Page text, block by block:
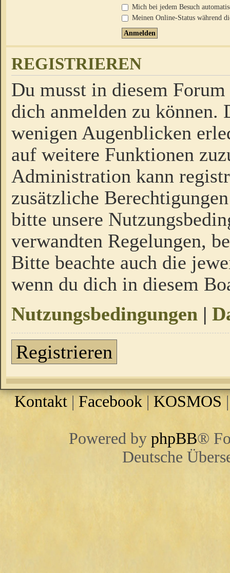
Mich bei jedem Besuch
Meinen Online-Status während
REGISTRIEREN
Du musst in diesem
dich anmelden zu
wenigen Augenblicken
auf weitere Funktionen
Administration kann
zusätzliche
bitte unsere
verwandten Regelungen,
Bitte beachte auch die
wenn du dich in diesem
Nutzungsbedingungen |
Registrieren
Kontakt | Facebook |KOSMOS
Powered by phpBB®
Deutsche